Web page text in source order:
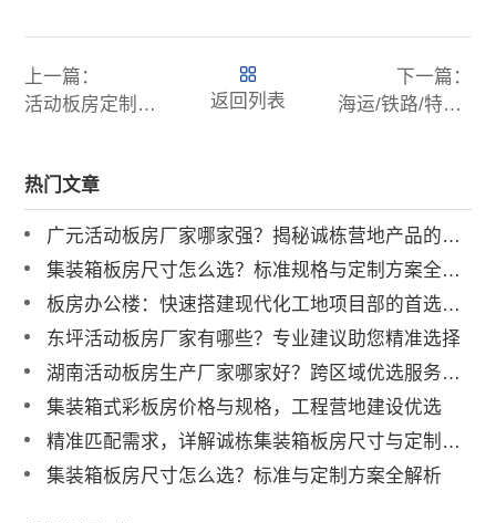
上一篇：
活动板房定制服务全解析：从需求到落地的全流程
返回列表
下一篇：
海运/铁路/特种集装箱尺寸对照表：全球物流变革中的模块化设计密码
热门文章
广元活动板房厂家哪家强？揭秘诚栋营地产品的硬核实力
集装箱板房尺寸怎么选？标准规格与定制方案全解析
板房办公楼：快速搭建现代化工地项目部的首选方案 导语：
东坪活动板房厂家有哪些？专业建议助您精准选择
湖南活动板房生产厂家哪家好？跨区域优选服务商解析
集装箱式彩板房价格与规格，工程营地建设优选
精准匹配需求，详解诚栋集装箱板房尺寸与定制化服务
集装箱板房尺寸怎么选？标准与定制方案全解析